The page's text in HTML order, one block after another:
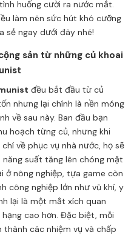
huống cười ra nước mắt.
làm nên sức hút khó cưỡng
sẻ ngay dưới đây nhé!
sản từ những củ khoai
đều bắt đầu từ củ
nhưng lại chính là nền móng
về sau này. Ban đầu bạn
hoạch từng củ, nhưng khi
về phục vụ nhà nước, họ sẽ
suất tăng lên chóng mặt
ở nông nghiệp, tựa game còn
công nghiệp lớn như vũ khí, y
lại là một mắt xích quan
cao hơn. Đặc biệt, mỗi
thành các nhiệm vụ và chấp